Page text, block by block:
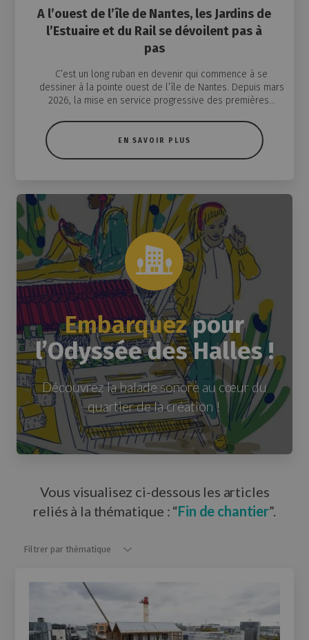
A l’ouest de l’île de Nantes, les Jardins de
l’Estuaire et du Rail se dévoilent pas à
pas
C’est un long ruban en devenir qui commence à se
dessiner à la pointe ouest de l’île de Nantes. Depuis mars
2026, la mise en service progressive des premières...
EN SAVOIR PLUS
Embarquezpour
l’Odyssée des Halles !
Découvrez la balade sonore au cœur du
quartier de la création !
Vous visualisez ci-dessous les articles
reliés à la thématique : “Fin de chantier”.
Filtrer par thématique
Filtrer par thématique